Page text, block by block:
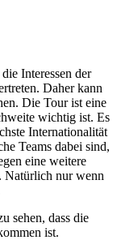
Interessen der
Daher kann
Die Tour ist eine
wichtig ist. Es
Internationalität
Teams dabei sind,
eine weitere
Natürlich nur wenn
sehen, dass die
ist.